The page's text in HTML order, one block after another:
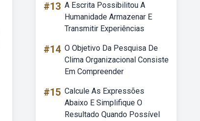
#13 A Escrita Possibilitou A
Humanidade Armazenar E
Transmitir Experiências
#14 O Objetivo Da Pesquisa De
Clima Organizacional Consiste
Em Compreender
#15 Calcule As Expressões
Abaixo E Simplifique O
Resultado Quando Possível